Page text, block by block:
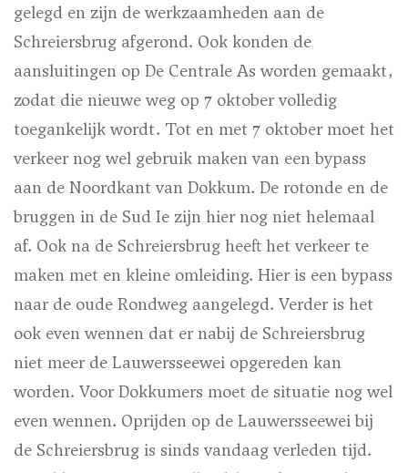
gelegd en zijn de werkzaamheden aan de
Schreiersbrug afgerond. Ook konden de
aansluitingen op De Centrale As worden gemaakt,
zodat die nieuwe weg op 7 oktober volledig
toegankelijk wordt. Tot en met 7 oktober moet het
verkeer nog wel gebruik maken van een bypass
aan de Noordkant van Dokkum. De rotonde en de
bruggen in de Sud Ie zijn hier nog niet helemaal
af. Ook na de Schreiersbrug heeft het verkeer te
maken met en kleine omleiding. Hier is een bypass
naar de oude Rondweg aangelegd. Verder is het
ook even wennen dat er nabij de Schreiersbrug
niet meer de Lauwersseewei opgereden kan
worden. Voor Dokkumers moet de situatie nog wel
even wennen. Oprijden op de Lauwersseewei bij
de Schreiersbrug is sinds vandaag verleden tijd.